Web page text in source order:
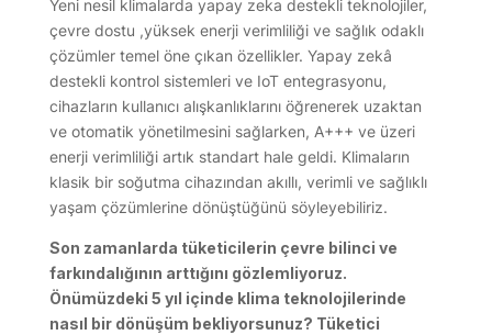
Yeni nesil klimalarda yapay zeka destekli teknolojiler,
çevre dostu ,yüksek enerji verimliliği ve sağlık odaklı
çözümler temel öne çıkan özellikler. Yapay zekâ
destekli kontrol sistemleri ve IoT entegrasyonu,
cihazların kullanıcı alışkanlıklarını öğrenerek uzaktan
ve otomatik yönetilmesini sağlarken, A+++ ve üzeri
enerji verimliliği artık standart hale geldi. Klimaların
klasik bir soğutma cihazından akıllı, verimli ve sağlıklı
yaşam çözümlerine dönüştüğünü söyleyebiliriz.
Son zamanlarda tüketicilerin çevre bilinci ve
farkındalığının arttığını gözlemliyoruz.
Önümüzdeki 5 yıl içinde klima teknolojilerinde
nasıl bir dönüşüm bekliyorsunuz? Tüketici